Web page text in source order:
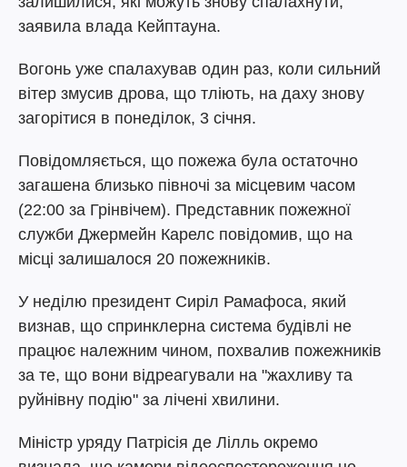
заявила влада Кейптауна.
Вогонь уже спалахував один раз, коли сильний
вітер змусив дрова, що тліють, на даху знову
загорітися в понеділок, 3 січня.
Повідомляється, що пожежа була остаточно
загашена близько півночі за місцевим часом
(22:00 за Грінвічем). Представник пожежної
служби Джермейн Карелс повідомив, що на
місці залишалося 20 пожежників.
У неділю президент Сиріл Рамафоса, який
визнав, що спринклерна система будівлі не
працює належним чином, похвалив пожежників
за те, що вони відреагували на "жахливу та
руйнівну подію" за лічені хвилини.
Міністр уряду Патрісія де Лілль окремо